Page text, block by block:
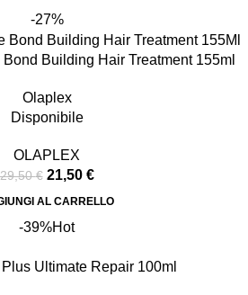
-27%
Building Hair Treatment 155ml
Olaplex
Disponibile
OLAPLEX
29,50€ 21,50 €
AL CARRELLO
-39%Hot
Ultimate Repair 100ml